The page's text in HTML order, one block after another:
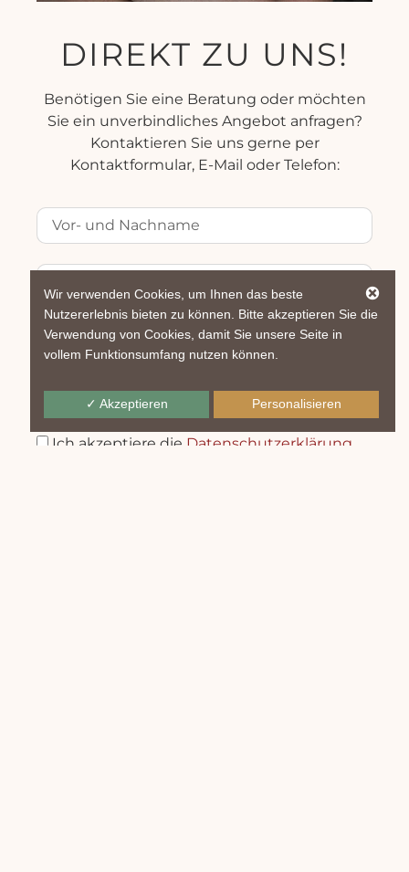
DIREKT ZU UNS!
Benötigen Sie eine Beratung oder möchten
Sie ein unverbindliches Angebot anfragen?
Kontaktieren Sie uns gerne per
Kontaktformular, E-Mail oder Telefon:
Ich akzeptiere die Datenschutzerklärung.
Wir verwenden Cookies, um Ihnen das beste
Nutzererlebnis bieten zu können. Bitte akzeptieren Sie die
Verwendung von Cookies, damit Sie unsere Seite in
vollem Funktionsumfang nutzen können.
✓ Akzeptieren Personalisieren